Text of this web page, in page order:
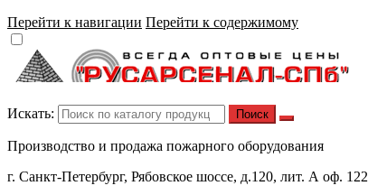
Перейти к навигации Перейти к содержимому
Искать:
Производство и продажа пожарного оборудования
г. Санкт-Петербург, Рябовское шоссе, д.120, лит. А оф. 122